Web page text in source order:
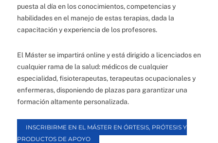
puesta al día en los conocimientos, competencias y
habilidades en el manejo de estas terapias, dada la
capacitación y experiencia de los profesores.
El Máster se impartirá online y está dirigido a licenciados en
cualquier rama de la salud: médicos de cualquier
especialidad, fisioterapeutas, terapeutas ocupacionales y
enfermeras, disponiendo de plazas para garantizar una
formación altamente personalizada.
INSCRIBIRME EN EL MÁSTER EN ÓRTESIS, PRÓTESIS Y
PRODUCTOS DE APOYO